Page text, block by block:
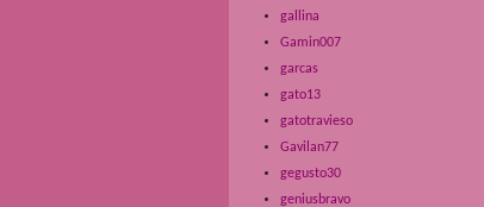
gallina
Gamin007
garcas
gato13
gatotravieso
Gavilan77
gegusto30
geniusbravo